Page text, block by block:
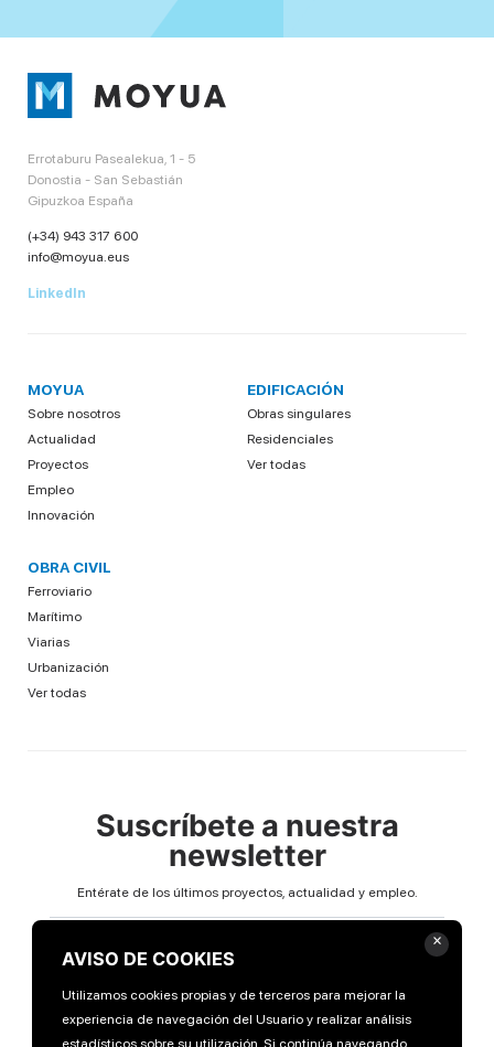
Errotaburu Pasealekua, 1 - 5
Donostia - San Sebastián
Gipuzkoa España
(+34) 943 317 600
info@moyua.eus
LinkedIn
MOYUA
Sobre nosotros
Actualidad
Proyectos
Empleo
Innovación
EDIFICACIÓN
Obras singulares
Residenciales
Ver todas
OBRA CIVIL
Ferroviario
Marítimo
Viarias
Urbanización
Ver todas
Suscríbete a nuestra
newsletter
Entérate de los últimos proyectos, actualidad y empleo.
AVISO DE COOKIES
Utilizamos cookies propias y de terceros para mejorar la
experiencia de navegación del Usuario y realizar análisis
estadísticos sobre su utilización. Si continúa navegando,
×